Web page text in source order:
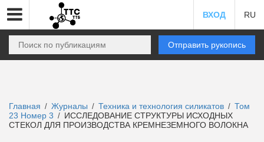
ВХОД RU
Отправить рукопись
Главная / Журналы / Техника и технология силикатов / Том
23 Номер 3 / ИССЛЕДОВАНИЕ СТРУКТУРЫ ИСХОДНЫХ
СТЕКОЛ ДЛЯ ПРОИЗВОДСТВА КРЕМНЕЗЕМНОГО ВОЛОКНА